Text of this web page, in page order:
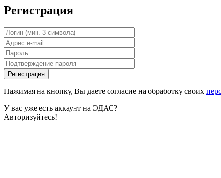
Регистрация
Нажимая на кнопку, Вы даете согласие на обработку своих
У вас уже есть аккаунт на ЭДАС?
Авторизуйтесь!